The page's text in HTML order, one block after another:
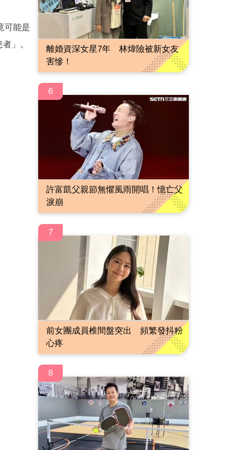
可能是
」。
離婚資深女星7年 林煒險被新女友
害慘！
6
許富凱父親節無懼風雨開唱！憶亡父
淚崩
7
前女團成員椎間盤突出 頻繁發抖粉
心疼
8